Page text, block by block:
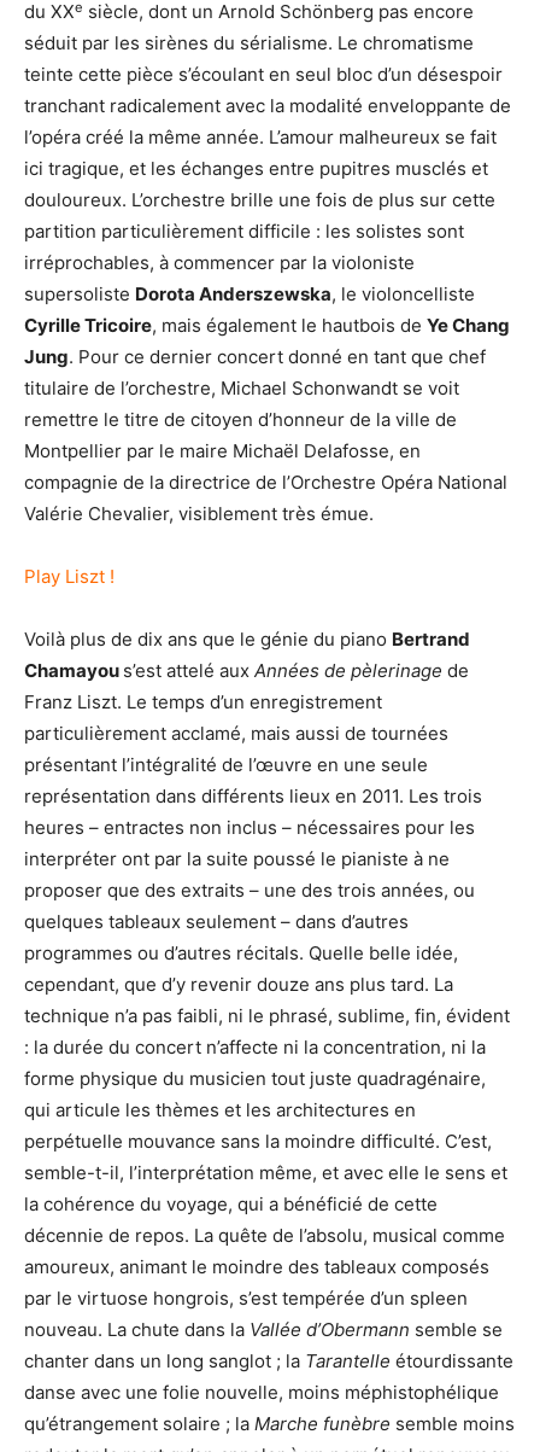
du XXe siècle, dont un Arnold Schönberg pas encore
séduit par les sirènes du sérialisme. Le chromatisme
teinte cette pièce s’écoulant en seul bloc d’un désespoir
tranchant radicalement avec la modalité enveloppante de
l’opéra créé la même année. L’amour malheureux se fait
ici tragique, et les échanges entre pupitres musclés et
douloureux. L’orchestre brille une fois de plus sur cette
partition particulièrement difficile : les solistes sont
irréprochables, à commencer par la violoniste
supersoliste Dorota Anderszewska, le violoncelliste
Cyrille Tricoire, mais également le hautbois de Ye Chang
Jung. Pour ce dernier concert donné en tant que chef
titulaire de l’orchestre, Michael Schonwandt se voit
remettre le titre de citoyen d’honneur de la ville de
Montpellier par le maire Michaël Delafosse, en
compagnie de la directrice de l’Orchestre Opéra National
Valérie Chevalier, visiblement très émue.
Play Liszt !
Voilà plus de dix ans que le génie du piano Bertrand
Chamayou s’est attelé aux Années de pèlerinage de
Franz Liszt. Le temps d’un enregistrement
particulièrement acclamé, mais aussi de tournées
présentant l’intégralité de l’œuvre en une seule
représentation dans différents lieux en 2011. Les trois
heures – entractes non inclus – nécessaires pour les
interpréter ont par la suite poussé le pianiste à ne
proposer que des extraits – une des trois années, ou
quelques tableaux seulement – dans d’autres
programmes ou d’autres récitals. Quelle belle idée,
cependant, que d’y revenir douze ans plus tard. La
technique n’a pas faibli, ni le phrasé, sublime, fin, évident
: la durée du concert n’affecte ni la concentration, ni la
forme physique du musicien tout juste quadragénaire,
qui articule les thèmes et les architectures en
perpétuelle mouvance sans la moindre difficulté. C’est,
semble-t-il, l’interprétation même, et avec elle le sens et
la cohérence du voyage, qui a bénéficié de cette
décennie de repos. La quête de l’absolu, musical comme
amoureux, animant le moindre des tableaux composés
par le virtuose hongrois, s’est tempérée d’un spleen
nouveau. La chute dans la Vallée d’Obermann semble se
chanter dans un long sanglot ; la Tarantelle étourdissante
danse avec une folie nouvelle, moins méphistophélique
qu’étrangement solaire ; la Marche funèbre semble moins